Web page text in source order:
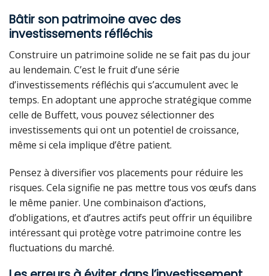
Bâtir son patrimoine avec des
investissements réfléchis
Construire un patrimoine solide ne se fait pas du jour
au lendemain. C’est le fruit d’une série
d’investissements réfléchis qui s’accumulent avec le
temps. En adoptant une approche stratégique comme
celle de Buffett, vous pouvez sélectionner des
investissements qui ont un potentiel de croissance,
même si cela implique d’être patient.
Pensez à diversifier vos placements pour réduire les
risques. Cela signifie ne pas mettre tous vos œufs dans
le même panier. Une combinaison d’actions,
d’obligations, et d’autres actifs peut offrir un équilibre
intéressant qui protège votre patrimoine contre les
fluctuations du marché.